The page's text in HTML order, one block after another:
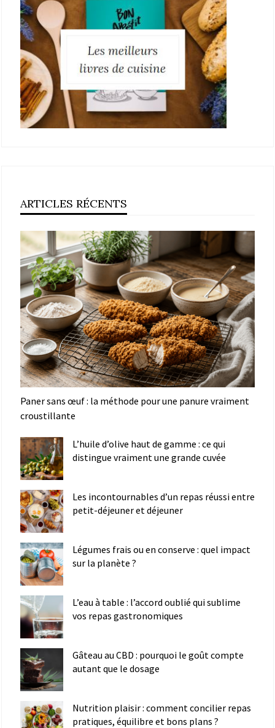
ARTICLES RÉCENTS
Paner sans œuf : la méthode pour une panure vraiment
croustillante
L’huile d’olive haut de gamme : ce qui
distingue vraiment une grande cuvée
Les incontournables d’un repas réussi entre
petit-déjeuner et déjeuner
Légumes frais ou en conserve : quel impact
sur la planète ?
L’eau à table : l’accord oublié qui sublime
vos repas gastronomiques
Gâteau au CBD : pourquoi le goût compte
autant que le dosage
Nutrition plaisir : comment concilier repas
pratiques, équilibre et bons plans ?